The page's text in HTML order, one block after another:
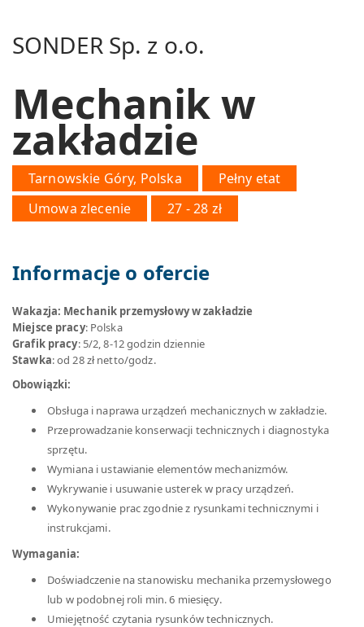
SONDER Sp. z o.o.
Mechanik w
zakładzie
Tarnowskie Góry, Polska
Pełny etat
Umowa zlecenie
27 - 28 zł
Informacje o ofercie
Wakazja: Mechanik przemysłowy w zakładzie
Miejsce pracy: Polska
Grafik pracy: 5/2, 8-12 godzin dziennie
Stawka: od 28 zł netto/godz.
Obowiązki:
Obsługa i naprawa urządzeń mechanicznych w zakładzie.
Przeprowadzanie konserwacji technicznych i diagnostyka
sprzętu.
Wymiana i ustawianie elementów mechanizmów.
Wykrywanie i usuwanie usterek w pracy urządzeń.
Wykonywanie prac zgodnie z rysunkami technicznymi i
instrukcjami.
Wymagania:
Doświadczenie na stanowisku mechanika przemysłowego
lub w podobnej roli min. 6 miesięcy.
Umiejętność czytania rysunków technicznych.